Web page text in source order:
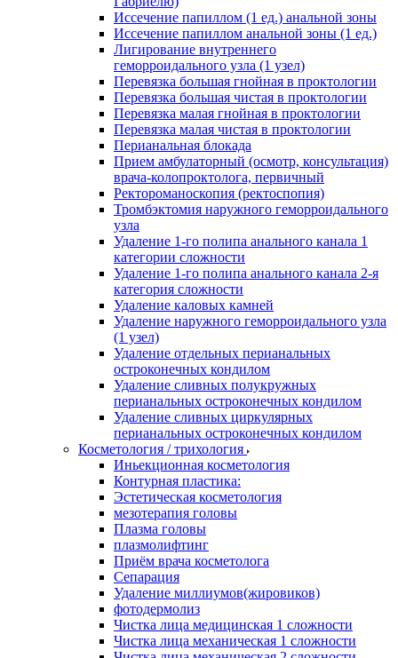
Иссечение папиллом (1 ед.) анальной зоны
Иссечение папиллом анальной зоны (1 ед.)
Лигирование внутреннего
геморроидального узла (1 узел)
Перевязка большая гнойная в проктологии
Перевязка большая чистая в проктологии
Перевязка малая гнойная в проктологии
Перевязка малая чистая в проктологии
Перианальная блокада
Прием амбулаторный (осмотр, консультация)
врача-колопроктолога, первичный
Ректороманоскопия (ректоспопия)
Тромбэктомия наружного геморроидального
узла
Удаление 1-го полипа анального канала 1
категории сложности
Удаление 1-го полипа анального канала 2-я
категория сложности
Удаление каловых камней
Удаление наружного геморроидального узла
(1 узел)
Удаление отдельных перианальных
остроконечных кондилом
Удаление сливных полукружных
перианальных остроконечных кондилом
Удаление сливных циркулярных
перианальных остроконечных кондилом
Косметология / трихология
Иньекционная косметология
Контурная пластика:
Эстетическая косметология
мезотерапия головы
Плазма головы
плазмолифтинг
Приём врача косметолога
Сепарация
Удаление миллиумов(жировиков)
фотодермолиз
Чистка лица медицинская 1 сложности
Чистка лица механическая 1 сложности